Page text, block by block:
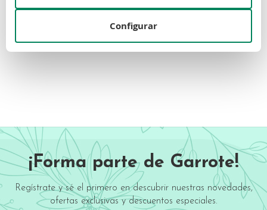
Sensai Absolute Silk Micro
96,30 €
Sensai Absolute Silk Cleansing
89,10 €
Configurar
¡Forma parte de Garrote!
Regístrate y sé el primero en descubrir nuestras novedades,
ofertas exclusivas y descuentos especiales.